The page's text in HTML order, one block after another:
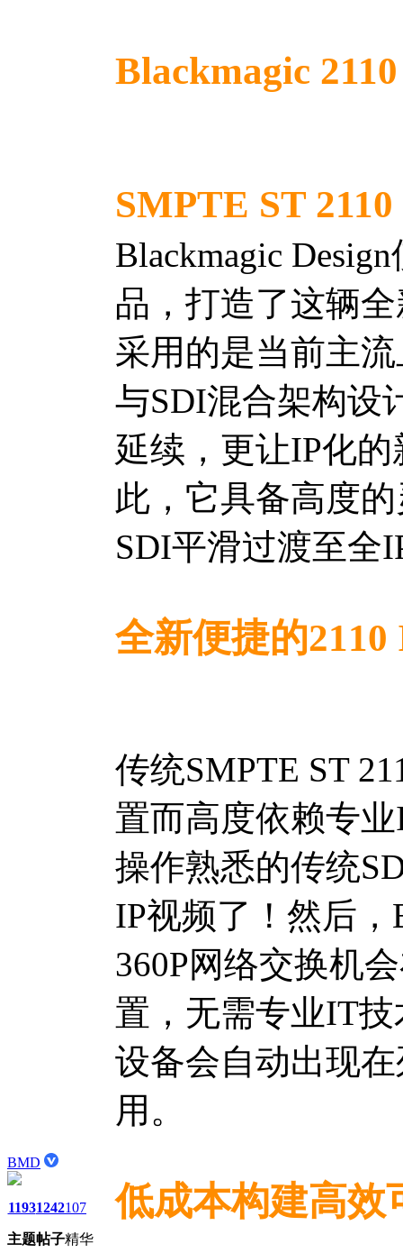
BMD
1193
主题
1242
帖子
107
精华
Blackmagic
SMPTE ST
Blackmagic
品，打造了这辆
采用的是当前主流
与SDI混合架构设
延续，更让IP化
此，它具备高度
SDI平滑过渡至全
全新便捷的
传统SMPTE ST
置而高度依赖专
操作熟悉的传统
IP视频了！然后，
360P网络交换机
置，无需专业IT
设备会自动出现
用。
低成本构建高效